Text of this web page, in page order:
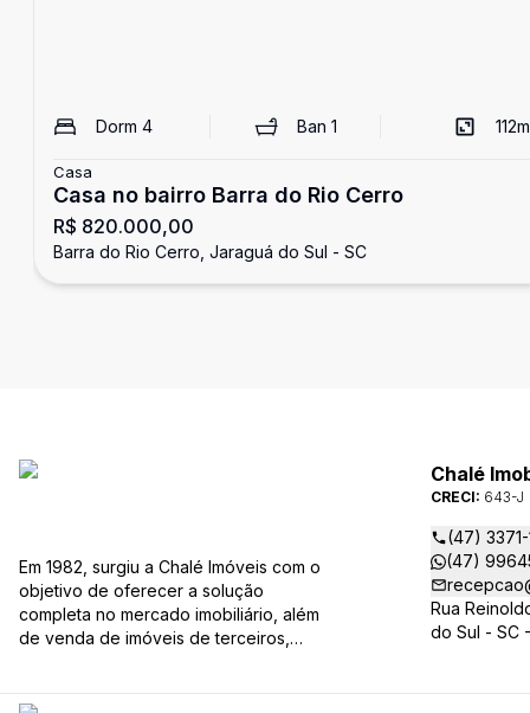
Dorm 4 Ban 1 112
Casa
Casa no bairro Barra do Rio Cerro
R$ 820.000,00
Barra do Rio Cerro, Jaraguá do Sul - SC
Em 1982, surgiu a Chalé Imóveis com o
objetivo de oferecer a solução
completa no mercado imobiliário, além
de venda de imóveis de terceiros,
carteira de imóveis de Jaraguá do Sul.
Chalé
CRECI: 643-J
(47)
(47)
Rua
do Sul - SC